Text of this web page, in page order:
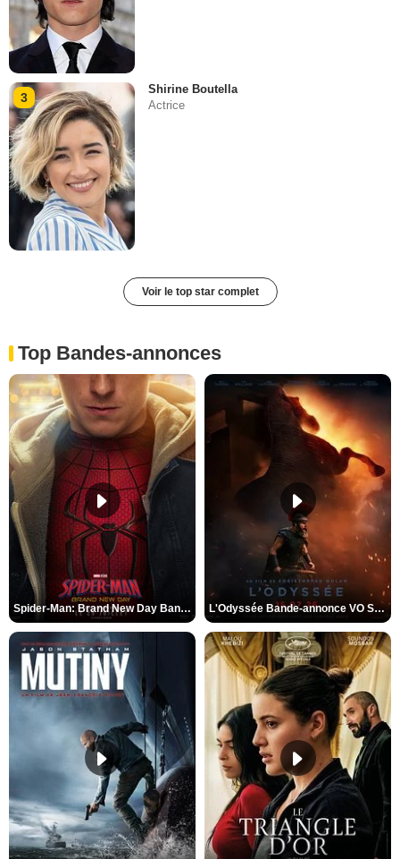
3
Shirine Boutella
Actrice
Voir le top star complet
Top Bandes-annonces
Spider-Man: Brand New Day Bande-annonce VO STFR L'Odyssée Bande-annonce VO STFR